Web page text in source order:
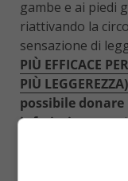
gambe e ai piedi
riattivando la
sensazione di
PIÙ EFFICACE
PIÙ LEGGEREZZA)
possibile
inferioricon un
fare in casa. Si
prendono il